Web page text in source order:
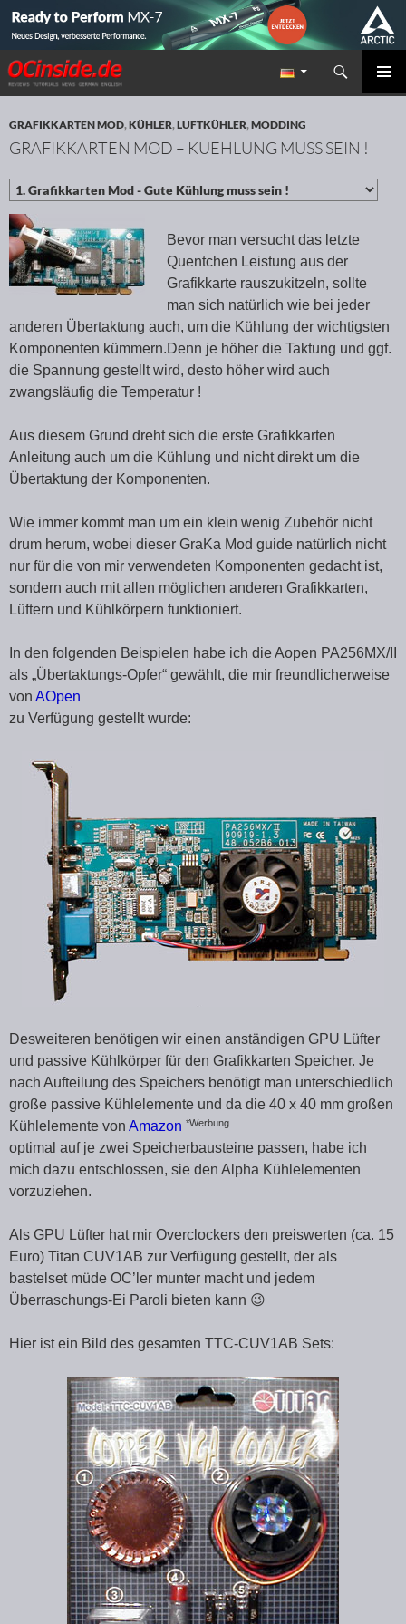
Redaktion ocinside.de PC Hardware Portal
Suchen
ZUM INHALT SPRINGEN
GRAFIKKARTEN MOD,KÜHLER,LUFTKÜHLER,MODDING
GRAFIKKARTEN MOD – KUEHLUNG MUSS SEIN !
Bevor man versucht das letzte
Quentchen Leistung aus der
Grafikkarte rauszukitzeln, sollte
man sich natürlich wie bei jeder
anderen Übertaktung auch, um die Kühlung der wichtigsten
Komponenten kümmern.Denn je höher die Taktung und ggf.
die Spannung gestellt wird, desto höher wird auch
zwangsläufig die Temperatur !
Aus diesem Grund dreht sich die erste Grafikkarten
Anleitung auch um die Kühlung und nicht direkt um die
Übertaktung der Komponenten.
Wie immer kommt man um ein klein wenig Zubehör nicht
drum herum, wobei dieser GraKa Mod guide natürlich nicht
nur für die von mir verwendeten Komponenten gedacht ist,
sondern auch mit allen möglichen anderen Grafikkarten,
Lüftern und Kühlkörpern funktioniert.
In den folgenden Beispielen habe ich die Aopen PA256MX/II
als „Übertaktungs-Opfer“ gewählt, die mir freundlicherweise
von AOpen
zu Verfügung gestellt wurde:
Desweiteren benötigen wir einen anständigen GPU Lüfter
und passive Kühlkörper für den Grafikkarten Speicher. Je
nach Aufteilung des Speichers benötigt man unterschiedlich
große passive Kühlelemente und da die 40 x 40 mm großen
Kühlelemente von Amazon *Werbung
optimal auf je zwei Speicherbausteine passen, habe ich
mich dazu entschlossen, sie den Alpha Kühlelementen
vorzuziehen.
Als GPU Lüfter hat mir Overclockers den preiswerten (ca. 15
Euro) Titan CUV1AB zur Verfügung gestellt, der als
bastelset müde OC’ler munter macht und jedem
Überraschungs-Ei Paroli bieten kann 😉
Hier ist ein Bild des gesamten TTC-CUV1AB Sets: